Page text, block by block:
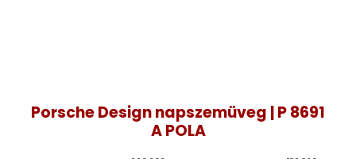
Porsche Design napszemüveg | P 8691
A POLA